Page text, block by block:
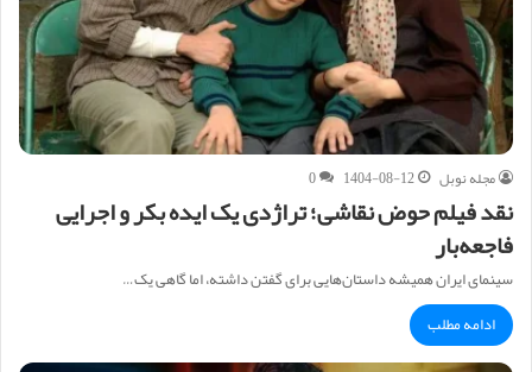
مجله نوبل 1404-08-12
0
نقد فیلم حوض نقاشی؛ تراژدی یک ایده بکر و اجرایی
فاجعه‌بار
سینمای ایران همیشه داستان‌هایی برای گفتن داشته، اما گاهی یک…
ادامه مطلب